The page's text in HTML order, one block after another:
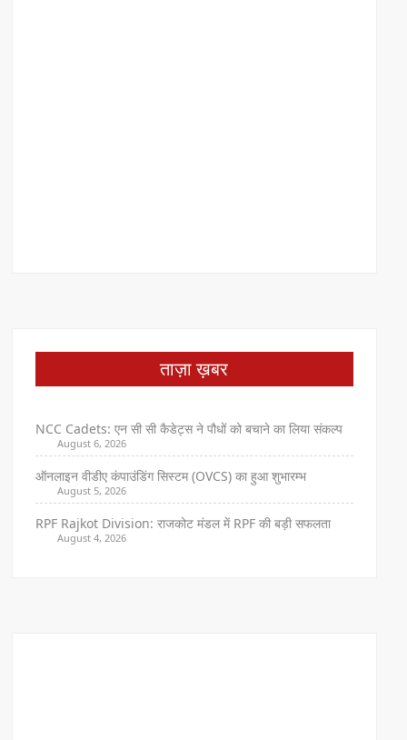
ताज़ा ख़बर
NCC Cadets: एन सी सी कैडेट्स ने पौधों को बचाने का लिया संकल्प
August 6, 2026
ऑनलाइन वीडीए कंपाउंडिंग सिस्टम (OVCS) का हुआ शुभारम्भ
August 5, 2026
RPF Rajkot Division: राजकोट मंडल में RPF की बड़ी सफलता
August 4, 2026